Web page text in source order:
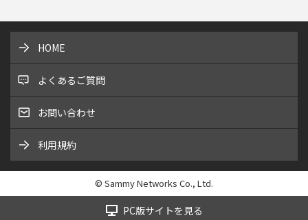
HOME
よくあるご質問
お問い合わせ
利用規約
© Sammy Networks Co., Ltd.
PC版サイトを見る